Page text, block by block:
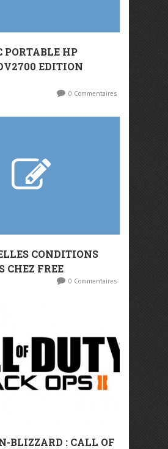
PORTABLE HP
EDITION
0 Commentaires
CONDITIONS
CHEZ FREE
0 Commentaires
BLIZZARD : CALL OF